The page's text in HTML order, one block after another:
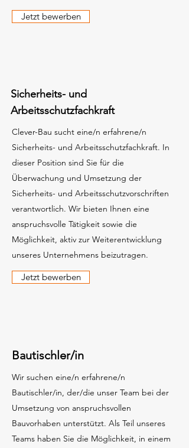
Jetzt bewerben
Sicherheits- und
Arbeitsschutzfachkraft
Clever-Bau sucht eine/n erfahrene/n
Sicherheits- und Arbeitsschutzfachkraft. In
dieser Position sind Sie für die
Überwachung und Umsetzung der
Sicherheits- und Arbeitsschutzvorschriften
verantwortlich. Wir bieten Ihnen eine
anspruchsvolle Tätigkeit sowie die
Möglichkeit, aktiv zur Weiterentwicklung
unseres Unternehmens beizutragen.
Jetzt bewerben
Bautischler/in
Wir suchen eine/n erfahrene/n
Bautischler/in, der/die unser Team bei der
Umsetzung von anspruchsvollen
Bauvorhaben unterstützt. Als Teil unseres
Teams haben Sie die Möglichkeit, in einem